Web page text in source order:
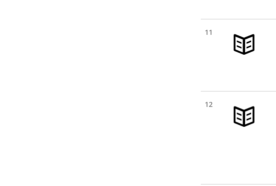
11
12